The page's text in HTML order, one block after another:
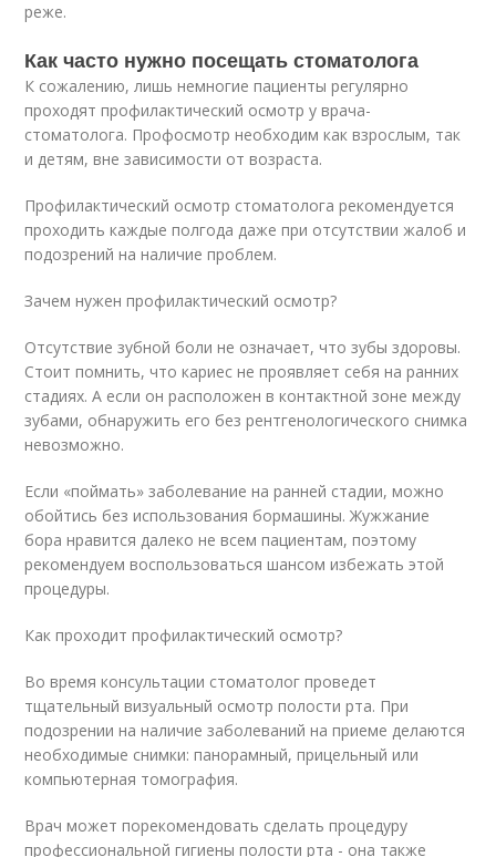
реже.
Как часто нужно посещать стоматолога
К сожалению, лишь немногие пациенты регулярно
проходят профилактический осмотр у врача-
стоматолога. Профосмотр необходим как взрослым, так
и детям, вне зависимости от возраста.
Профилактический осмотр стоматолога рекомендуется
проходить каждые полгода даже при отсутствии жалоб и
подозрений на наличие проблем.
Зачем нужен профилактический осмотр?
Отсутствие зубной боли не означает, что зубы здоровы.
Стоит помнить, что кариес не проявляет себя на ранних
стадиях. А если он расположен в контактной зоне между
зубами, обнаружить его без рентгенологического снимка
невозможно.
Если «поймать» заболевание на ранней стадии, можно
обойтись без использования бормашины. Жужжание
бора нравится далеко не всем пациентам, поэтому
рекомендуем воспользоваться шансом избежать этой
процедуры.
Как проходит профилактический осмотр?
Во время консультации стоматолог проведет
тщательный визуальный осмотр полости рта. При
подозрении на наличие заболеваний на приеме делаются
необходимые снимки: панорамный, прицельный или
компьютерная томография.
Врач может порекомендовать сделать процедуру
профессиональной гигиены полости рта - она также